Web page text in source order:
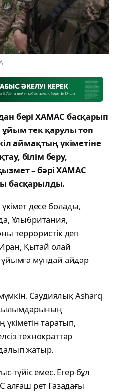
бері ХАМАС басқарып
ұйым тек қарулы топ
аймақтың үкіметіне
білім беру,
– бәрі ХАМАС
басқарылды.
десе болады,
Ұлыбритания,
террористік деп
Қытай олай
мұндай айдар
Саудиялық Asharq
үкіметін таратып,
технократтар
жатыр.
түйіс емес. Егер бұл
алғаш рет Газадағы